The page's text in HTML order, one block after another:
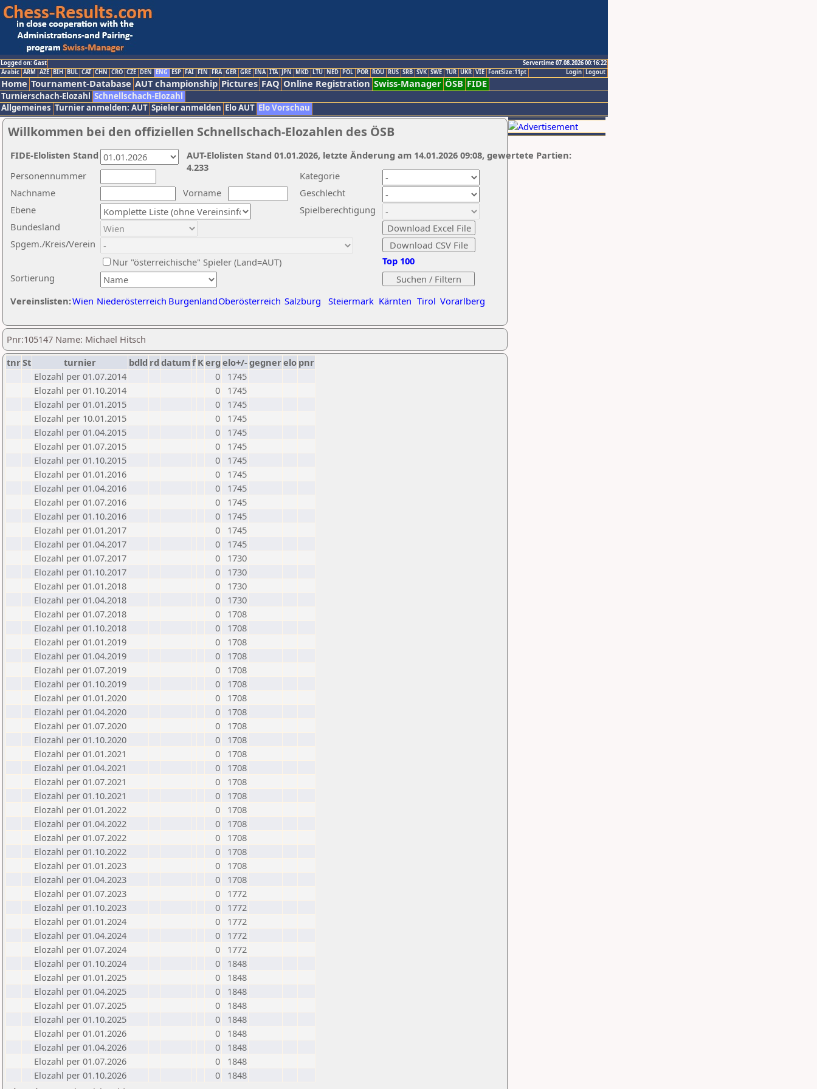
Logged on: Gast
Servertime 07.08.2026 00:16:22
Logout
Login
Arabic ARM AZE BIH BUL CAT CHN CRO CZE DEN ENG ESP FAI FIN FRA GER GRE INA ITA JPN MKD LTU NED POL POR ROU RUS SRB SVK SWE TUR UKR VIE FontSize:11pt
Home Tournament-Database AUT championship Pictures FAQ Online Registration Swiss-Manager ÖSB FIDE
Turnierschach-Elozahl Schnellschach-Elozahl
Allgemeines Turnier anmelden: AUT Spieler anmelden Elo AUT Elo Vorschau
Willkommen bei den offiziellen Schnellschach-Elozahlen des ÖSB
Nachname
Vorname
Ebene
Kategorie
Sortierung
Personennummer
Bundesland
Spgem./Kreis/Verein
Geschlecht
Nur "österreichische" Spieler (Land=AUT)
Spielberechtigung
Vereinslisten:Wien Niederösterreich BurgenlandOberösterreich Salzburg Steiermark Kärnten Tirol Vorarlberg
Top 100
AUT-Elolisten Stand 01.01.2026, letzte Änderung am 14.01.2026 09:08, gewertete Partien:
4.233
FIDE-Elolisten Stand
Pnr:105147 Name: Michael Hitsch
tnrSt turnier bdld rd datumf Kerg elo+/-gegnerelo pnr
Elozahl per 01.07.2014
0
1745
Elozahl per 01.10.2014
0
1745
Elozahl per 01.01.2015
0
1745
Elozahl per 10.01.2015
0
1745
Elozahl per 01.04.2015
0
1745
Elozahl per 01.07.2015
0
1745
Elozahl per 01.10.2015
0
1745
Elozahl per 01.01.2016
0
1745
Elozahl per 01.04.2016
0
1745
Elozahl per 01.07.2016
0
1745
Elozahl per 01.10.2016
0
1745
Elozahl per 01.01.2017
0
1745
Elozahl per 01.04.2017
0
1745
Elozahl per 01.07.2017
0
1730
Elozahl per 01.10.2017
0
1730
Elozahl per 01.01.2018
0
1730
Elozahl per 01.04.2018
0
1730
Elozahl per 01.07.2018
0
1708
Elozahl per 01.10.2018
0
1708
Elozahl per 01.01.2019
0
1708
Elozahl per 01.04.2019
0
1708
Elozahl per 01.07.2019
0
1708
Elozahl per 01.10.2019
0
1708
Elozahl per 01.01.2020
0
1708
Elozahl per 01.04.2020
0
1708
Elozahl per 01.07.2020
0
1708
Elozahl per 01.10.2020
0
1708
Elozahl per 01.01.2021
0
1708
Elozahl per 01.04.2021
0
1708
Elozahl per 01.07.2021
0
1708
Elozahl per 01.10.2021
0
1708
Elozahl per 01.01.2022
0
1708
Elozahl per 01.04.2022
0
1708
Elozahl per 01.07.2022
0
1708
Elozahl per 01.10.2022
0
1708
Elozahl per 01.01.2023
0
1708
Elozahl per 01.04.2023
0
1708
Elozahl per 01.07.2023
0
1772
Elozahl per 01.10.2023
0
1772
Elozahl per 01.01.2024
0
1772
Elozahl per 01.04.2024
0
1772
Elozahl per 01.07.2024
0
1772
Elozahl per 01.10.2024
0
1848
Elozahl per 01.01.2025
0
1848
Elozahl per 01.04.2025
0
1848
Elozahl per 01.07.2025
0
1848
Elozahl per 01.10.2025
0
1848
Elozahl per 01.01.2026
0
1848
Elozahl per 01.04.2026
0
1848
Elozahl per 01.07.2026
0
1848
Elozahl per 01.10.2026
0
1848